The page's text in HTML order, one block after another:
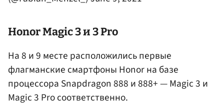
Honor Magic 3 и 3 Pro
На 8 и 9 месте расположились первые
флагманские смартфоны Honor на базе
процессора Snapdragon 888 и 888+ — Magic 3 и
Magic 3 Pro соответственно.